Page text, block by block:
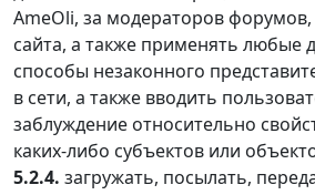
AmeOli, за модераторов форумов,
сайта, а также применять любые
способы незаконного
в сети, а также вводить
заблуждение относительно
каких-либо субъектов или
5.2.4. загружать, посылать,